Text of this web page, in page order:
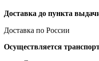
Доставка до пункта
Доставка по России
Осуществляется